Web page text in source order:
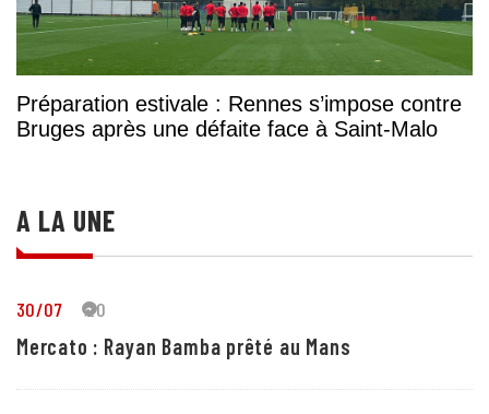
Préparation estivale : Rennes s’impose contre
Bruges après une défaite face à Saint-Malo
A LA UNE
30/07 20
Mercato : Rayan Bamba prêté au Mans